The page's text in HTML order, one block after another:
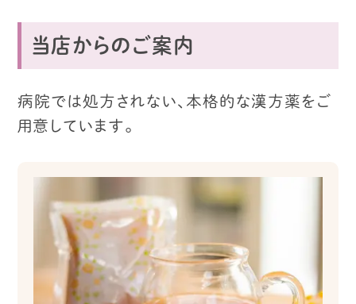
当店からのご案内
病院では処方されない、本格的な漢方薬をご
用意しています。